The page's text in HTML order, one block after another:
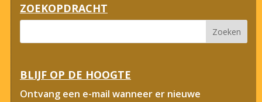
ZOEKOPDRACHT
BLIJF OP DE HOOGTE
Ontvang een e-mail wanneer er nieuwe